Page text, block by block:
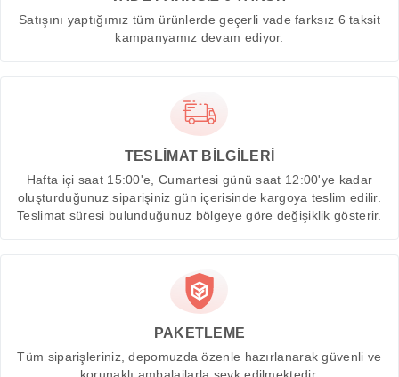
Satışını yaptığımız tüm ürünlerde geçerli vade farksız 6 taksit
kampanyamız devam ediyor.
TESLİMAT BİLGİLERİ
Hafta içi saat 15:00'e, Cumartesi günü saat 12:00'ye kadar
oluşturduğunuz siparişiniz gün içerisinde kargoya teslim edilir.
Teslimat süresi bulunduğunuz bölgeye göre değişiklik gösterir.
PAKETLEME
Tüm siparişleriniz, depomuzda özenle hazırlanarak güvenli ve